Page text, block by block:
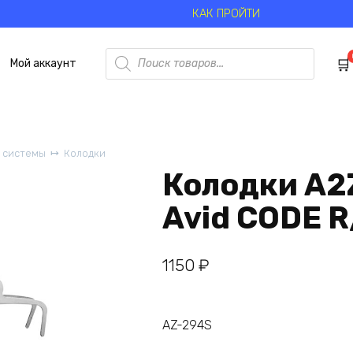
КАК ПРОЙТИ
Мой аккаунт
Поиск
товаров
Колодки
Колодки
Avid CODE
1150 ₽
AZ-294S